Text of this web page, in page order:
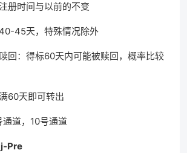
册时间与以前的不变
45天，特殊情况除外
回：得标60天内可能被赎回，概率比较
60天即可转出
道，10号通道
Pre